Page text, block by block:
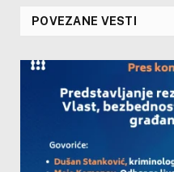
POVEZANE VESTI